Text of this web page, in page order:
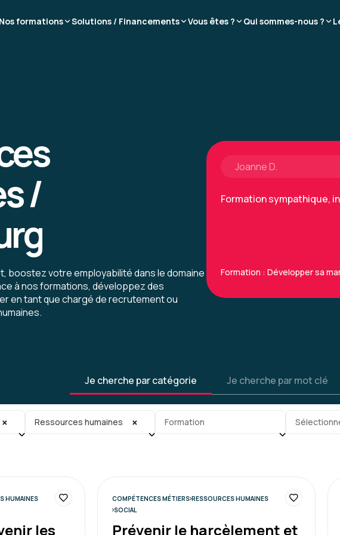
Nos formations Solutions / Financements Vous êtes ? Qui sommes-nous ?
/
boostez votre employabilité dans le domaine
à nos formations, développez des
en tant que chargé de recrutement ou
Joanne D.
Formation sympathique,
Formation : Développer sa
et support pas adapté à
rythme pour qu'il soit plus
Marie S.
Je cherche par catégorie Je cherche par mot clé
× Sous-catégorie ×
Ressources humaines Sous-sous-catégorie
Formation Tag
HUMAINES
les
COMPÉTENCES MÉTIERS RESSOURCES HUMAINES
SOCIAL
Prévenir le harcèlement et